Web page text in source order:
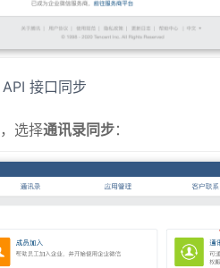
接口同步
选择通讯录同步：